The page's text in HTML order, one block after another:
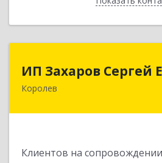
ИП Захаров Сергей
Королев
Клиентов на сопровождении
ИП Захаров